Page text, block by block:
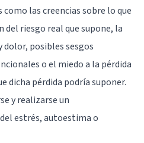
las creencias sobre lo que
del riesgo real que supone, la
posibles sesgos
o el miedo a la pérdida
dicha pérdida podría suponer.
y realizarse un
estrés, autoestima o